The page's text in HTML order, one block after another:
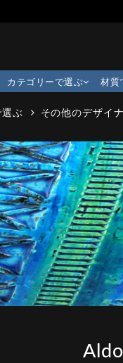
カテゴリーで選ぶ 材質
ぶ その他のデザイ